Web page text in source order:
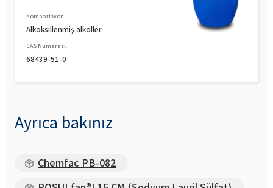
Kompozisyon
Alkoksillenmiş alkoller
CAS Numarası.
68439-51-0
Ayrıca bakınız
Chemfac PB-082